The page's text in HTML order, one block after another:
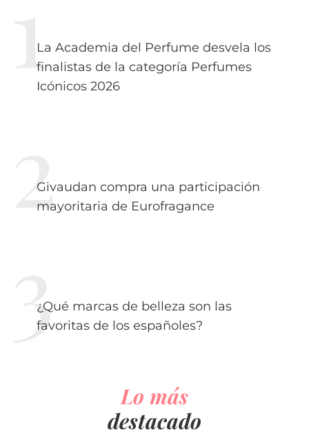
La Academia del Perfume desvela los
finalistas de la categoría Perfumes
Icónicos 2026
Givaudan compra una participación
mayoritaria de Eurofragance
¿Qué marcas de belleza son las
favoritas de los españoles?
Lo más
destacado